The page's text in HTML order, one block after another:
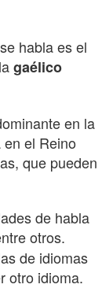
habla es el
gaélico
en la
el Reino
que pueden
de habla
otros.
de idiomas
otro idioma.